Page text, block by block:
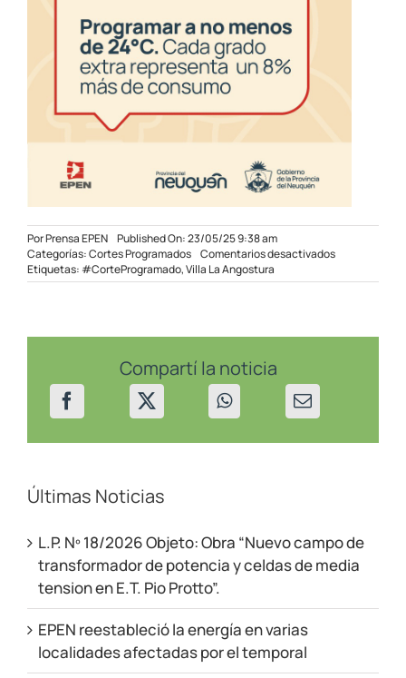
PorPrensa EPEN Published On: 23/05/25 9:38 am
Categorías:Cortes Programados Comentarios desactivadosen
programado
Etiquetas: #CorteProgramado,Villa La Angostura
Compartí la noticia
Últimas Noticias
L.P. Nº 18/2026 Objeto: Obra “Nuevo campo de
transformador de potencia y celdas de media
tension en E.T. Pio Protto”.
EPEN reestableció la energía en varias
localidades afectadas por el temporal